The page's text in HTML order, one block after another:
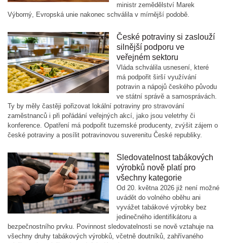
ministr zemědělství Marek
Výborný, Evropská unie nakonec schválila v mírnější podobě.
České potraviny si zaslouží
silnější podporu ve
veřejném sektoru
Vláda schválila usnesení, které
má podpořit širší využívání
potravin a nápojů českého původu
ve státní správě a samosprávách.
Ty by měly častěji pořizovat lokální potraviny pro stravování
zaměstnanců i při pořádání veřejných akcí, jako jsou veletrhy či
konference. Opatření má podpořit tuzemské producenty, zvýšit zájem o
české potraviny a posílit potravinovou suverenitu České republiky.
Sledovatelnost tabákových
výrobků nově platí pro
všechny kategorie
Od 20. května 2026 již není možné
uvádět do volného oběhu ani
vyvážet tabákové výrobky bez
jedinečného identifikátoru a
bezpečnostního prvku. Povinnost sledovatelnosti se nově vztahuje na
všechny druhy tabákových výrobků, včetně doutníků, zahřívaného